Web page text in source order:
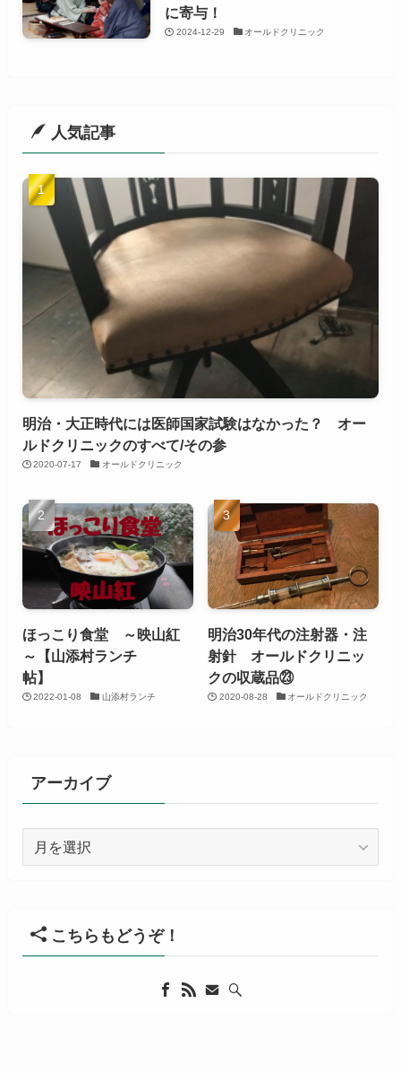
に寄与！
2024-12-29 オールドクリニック
人気記事
明治・大正時代には医師国家試験はなかった？ オー
ルドクリニックのすべて/その参
2020-07-17 オールドクリニック
ほっこり食堂 ～映山紅
～【山添村ランチ
帖】
2022-01-08 山添村ランチ
明治30年代の注射器・注
射針 オールドクリニッ
クの収蔵品㉓
2020-08-28 オールドクリニック
アーカイブ
ブ
こちらもどうぞ！